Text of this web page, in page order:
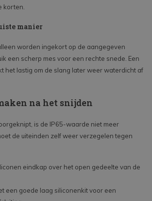
korten.
manier
worden ingekort op de aangegeven
een scherp mes voor een rechte snede. Een
het lastig om de slang later weer waterdicht af
na het snijden
is de IP65-waarde niet meer
de uiteinden zelf weer verzegelen tegen
eindkap over het open gedeelte van de
een goede laag siliconenkit voor een